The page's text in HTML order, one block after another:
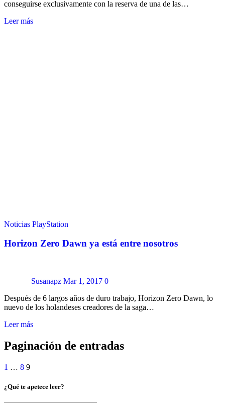
conseguirse exclusivamente con la reserva de una de las…
Leer más
Noticias PlayStation
Horizon Zero Dawn ya está entre nosotros
Susanapz Mar 1, 2017 0
Después de 6 largos años de duro trabajo, Horizon Zero Dawn, lo
nuevo de los holandeses creadores de la saga…
Leer más
Paginación de entradas
1 … 8 9
¿Qué te apetece leer?